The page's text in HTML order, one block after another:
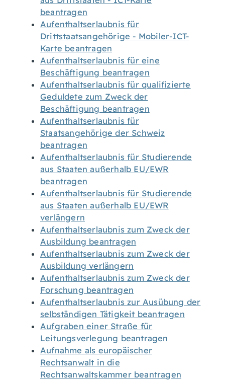
beantragen
Aufenthaltserlaubnis für
Drittstaatsangehörige - Mobiler-ICT-
Karte beantragen
Aufenthaltserlaubnis für eine
Beschäftigung beantragen
Aufenthaltserlaubnis für qualifizierte
Geduldete zum Zweck der
Beschäftigung beantragen
Aufenthaltserlaubnis für
Staatsangehörige der Schweiz
beantragen
Aufenthaltserlaubnis für Studierende
aus Staaten außerhalb EU/EWR
beantragen
Aufenthaltserlaubnis für Studierende
aus Staaten außerhalb EU/EWR
verlängern
Aufenthaltserlaubnis zum Zweck der
Ausbildung beantragen
Aufenthaltserlaubnis zum Zweck der
Ausbildung verlängern
Aufenthaltserlaubnis zum Zweck der
Forschung beantragen
Aufenthaltserlaubnis zur Ausübung der
selbständigen Tätigkeit beantragen
Aufgraben einer Straße für
Leitungsverlegung beantragen
Aufnahme als europäischer
Rechtsanwalt in die
Rechtsanwaltskammer beantragen